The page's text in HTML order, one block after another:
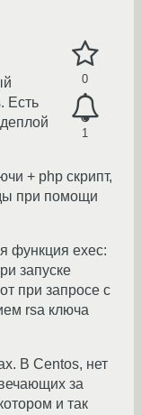
0
1
Есть
+ php скрипт,
при помощи
функция exec:
запуске
при запросе с
rsa ключа
В Centos, нет
за
и так